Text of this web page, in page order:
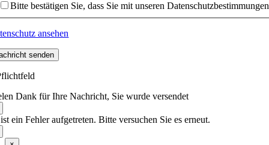
Bitte bestätigen Sie, dass Sie mit unseren
ansehen
senden
Dank für Ihre Nachricht, Sie wurde versendet
ein Fehler aufgetreten. Bitte versuchen Sie es erneut.